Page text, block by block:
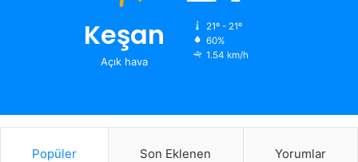
Keşan
Açık hava
21º - 21º
60%
1.54 km/h
Popüler Son Eklenen Yorumlar